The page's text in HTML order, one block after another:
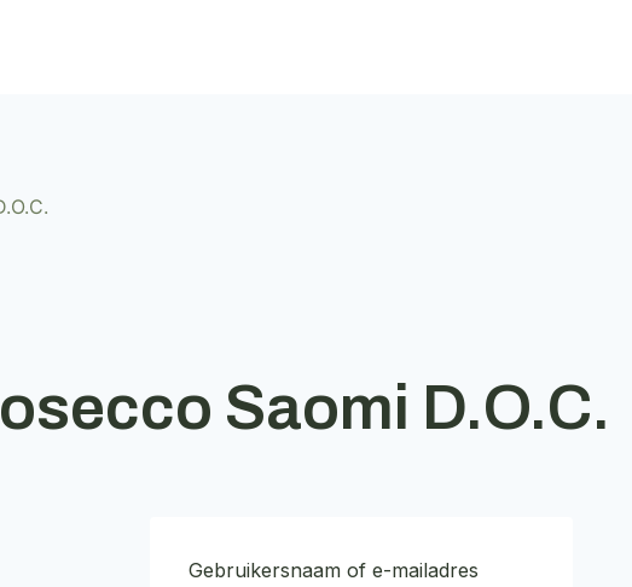
Saomi D.O.C.
Gebruikersnaam of e-mailadres